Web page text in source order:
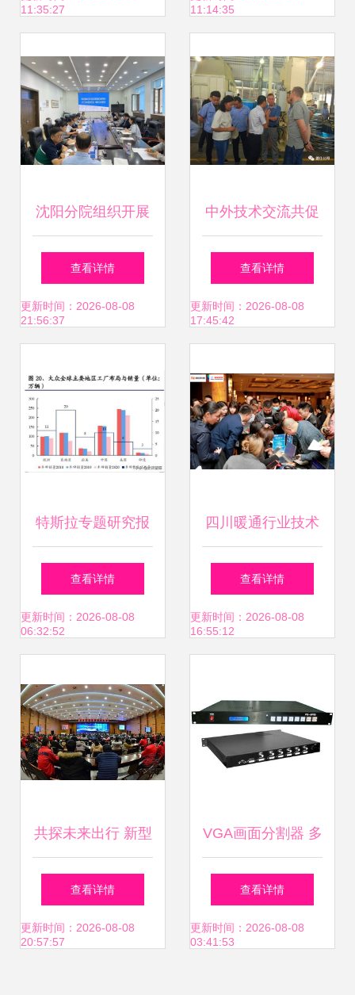
幕
11:35:27
11:14:35
沈阳分院组织开展
新一代ARP系统
2023年度技术交流
查看详情
更新时间：2026-08-08
21:56:37
中外技术交流共促
产品升级
查看详情
更新时间：2026-08-08
17:45:42
特斯拉专题研究报
告 产品、工厂、技
术与生态展望
查看详情
更新时间：2026-08-08
06:32:52
四川暖通行业技术
交流峰会圆满落幕
瑞尼科技携手合作
程
查看详情
更新时间：2026-08-08
16:55:12
共探未来出行 新型
轨道交通技术交流
研讨会在长沙成功
查看详情
更新时间：2026-08-08
20:57:57
VGA画面分割器 多
屏时代的技术革新
与应用实践——北
查看详情
更新时间：2026-08-08
03:41:53